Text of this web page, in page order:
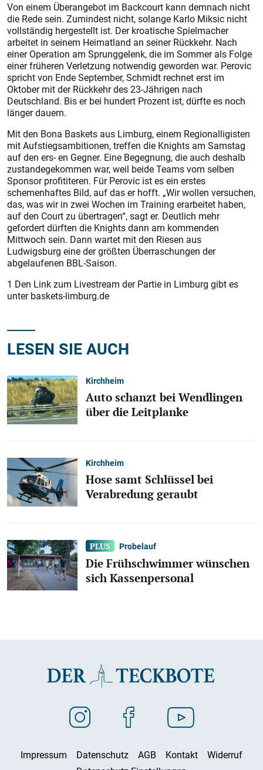
Von einem Überangebot im Backcourt kann demnach nicht
die Rede sein. Zumindest nicht, solange Karlo Miksic nicht
vollständig hergestellt ist. Der kroatische Spielmacher
arbeitet in seinem Heimatland an seiner Rückkehr. Nach
einer Operation am Sprunggelenk, die im Sommer als Folge
einer früheren Verletzung notwendig geworden war. Perovic
spricht von Ende September, Schmidt rechnet erst im
Oktober mit der Rückkehr des 23-Jährigen nach
Deutschland. Bis er bei hundert Prozent ist, dürfte es noch
länger dauern.
Mit den Bona Baskets aus Limburg, einem Regionalligisten
mit Aufstiegsambitionen, treffen die Knights am Samstag
auf den ers- en Gegner. Eine Begegnung, die auch deshalb
zustandegekommen war, weil beide Teams vom selben
Sponsor profititeren. Für Perovic ist es ein erstes
schemenhaftes Bild, auf das er hofft. „Wir wollen versuchen,
das, was wir in zwei Wochen im Training erarbeitet haben,
auf den Court zu übertragen“, sagt er. Deutlich mehr
gefordert dürften die Knights dann am kommenden
Mittwoch sein. Dann wartet mit den Riesen aus
Ludwigsburg eine der größten Überraschungen der
abgelaufenen BBL-Saison.
1 Den Link zum Livestream der Partie in Limburg gibt es
unter baskets-limburg.de
LESEN SIE AUCH
Kirchheim
Auto schanzt bei Wendlingen
über die Leitplanke
Kirchheim
Hose samt Schlüssel bei
Verabredung geraubt
Probelauf
Die Frühschwimmer wünschen
sich Kassenpersonal
Impressum Datenschutz AGB Kontakt
Widerruf